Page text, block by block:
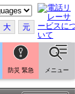
大 元
防災 緊急 メニュー